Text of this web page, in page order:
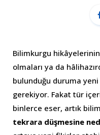
Bilimkurgu
olmaları ya da
bulunduğu duruma
gerekiyor. Fakat tür
binlerce eser, artık
tekrara düşmesine